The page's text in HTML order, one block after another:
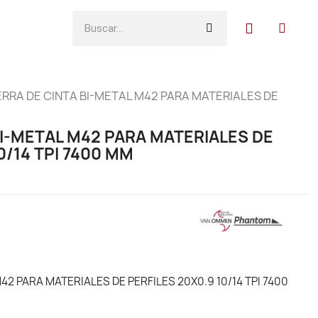
DE CINTA BI-METAL M42 PARA MATERIALES DE
METAL M42 PARA MATERIALES DE
14 TPI 7400 MM
PARA MATERIALES DE PERFILES 20X0.9 10/14 TPI 7400